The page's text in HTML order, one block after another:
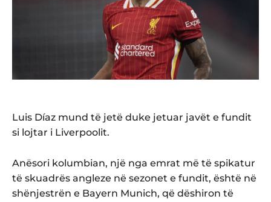
Luis Díaz mund të jetë duke jetuar javët e fundit
si lojtar i Liverpoolit.
Anësori kolumbian, një nga emrat më të spikatur
të skuadrës angleze në sezonet e fundit, është në
shënjestrën e Bayern Munich, që dëshiron të